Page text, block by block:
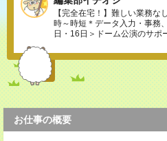
【完全在宅！】難しい業務な
時～時短＊データ入力・事務
日・16日＞ドーム公演のサポ
お仕事の概要